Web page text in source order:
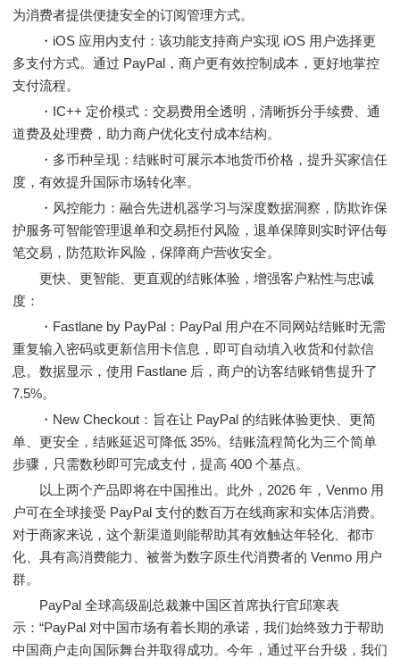
为消费者提供便捷安全的订阅管理方式。
・iOS 应用内支付：该功能支持商户实现 iOS 用户选择更
多支付方式。通过 PayPal，商户更有效控制成本，更好地掌控
支付流程。
・IC++ 定价模式：交易费用全透明，清晰拆分手续费、通
道费及处理费，助力商户优化支付成本结构。
・多币种呈现：结账时可展示本地货币价格，提升买家信任
度，有效提升国际市场转化率。
・风控能力：融合先进机器学习与深度数据洞察，防欺诈保
护服务可智能管理退单和交易拒付风险，退单保障则实时评估每
笔交易，防范欺诈风险，保障商户营收安全。
更快、更智能、更直观的结账体验，增强客户粘性与忠诚
度：
・Fastlane by PayPal：PayPal 用户在不同网站结账时无需
重复输入密码或更新信用卡信息，即可自动填入收货和付款信
息。数据显示，使用 Fastlane 后，商户的访客结账销售提升了
7.5%。
・New Checkout：旨在让 PayPal 的结账体验更快、更简
单、更安全，结账延迟可降低 35%。结账流程简化为三个简单
步骤，只需数秒即可完成支付，提高 400 个基点。
以上两个产品即将在中国推出。此外，2026 年，Venmo 用
户可在全球接受 PayPal 支付的数百万在线商家和实体店消费。
对于商家来说，这个新渠道则能帮助其有效触达年轻化、都市
化、具有高消费能力、被誉为数字原生代消费者的 Venmo 用户
群。
PayPal 全球高级副总裁兼中国区首席执行官邱寒表
示：“PayPal 对中国市场有着长期的承诺，我们始终致力于帮助
中国商户走向国际舞台并取得成功。今年，通过平台升级，我们